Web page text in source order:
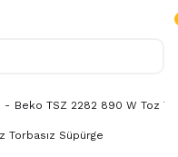
Beko TSZ 2282 890 W Toz